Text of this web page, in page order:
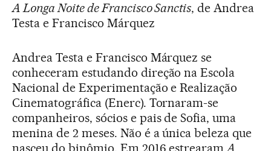
A Longa Noite de Francisco Sanctis, de Andrea
Testa e Francisco Márquez
Andrea Testa e Francisco Márquez se
conheceram estudando direção na Escola
Nacional de Experimentação e Realização
Cinematográfica (Enerc). Tornaram-se
companheiros, sócios e pais de Sofia, uma
menina de 2 meses. Não é a única beleza que